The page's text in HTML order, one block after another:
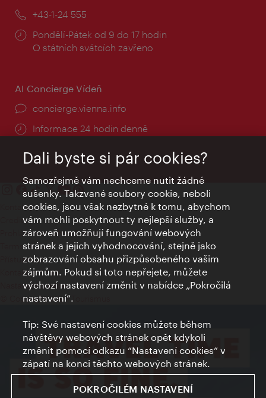
Telefon:
+43-1-24 555
Provozní
doba:
Pondělí-Pátek od 9 do 17 hodin
O státních svátcích zavřeno
AI Concierge Vídeň
concierge.vienna.info
Informace 24 hodin denně
Kontakty
Credits
Prohlášení o ochraně osobních údajů
Terms of Use
Přístupnost
Kontakt pro tisk
Nastavení cookies
© Copyright Wien Tourismus
Dali byste si pár cookies?
Samozřejmě vám nechceme nutit žádné
sušenky. Takzvané soubory cookie, neboli
cookies, jsou však nezbytné k tomu, abychom
vám mohli poskytnout ty nejlepší služby, a
zároveň umožňují fungování webových
stránek a jejich vyhodnocování, stejně jako
zobrazování obsahu přizpůsobeného vašim
zájmům. Pokud si toto nepřejete, můžete
výchozí nastavení změnit v nabídce „Pokročilá
nastavení“.
Tip: Své nastavení cookies můžete během
návštěvy webových stránek opět kdykoli
změnit pomocí odkazu “Nastavení cookies” v
zápatí na konci těchto webových stránek.
POKROČILÉM NASTAVENÍ